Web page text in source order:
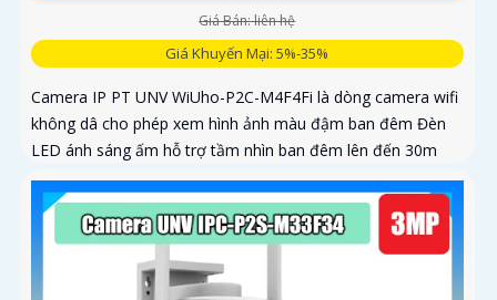
Giá Bán: liên hệ
Giá Khuyến Mại: 5%-35%
Camera IP PT UNV WiUho-P2C-M4F4Fi là dòng camera wifi
không dâ cho phép xem hình ảnh màu đậm ban đêm Đèn
LED ánh sáng ấm hỗ trợ tầm nhìn ban đêm lên đến 30m
vừa chiếu sáng vừa cảnh báo với độ phân giải 4